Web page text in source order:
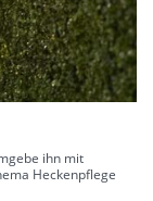
ihn mit
Heckenpflege